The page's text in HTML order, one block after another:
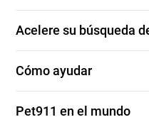
Acelere su búsqueda
Cómo ayudar
Pet911 en el mundo